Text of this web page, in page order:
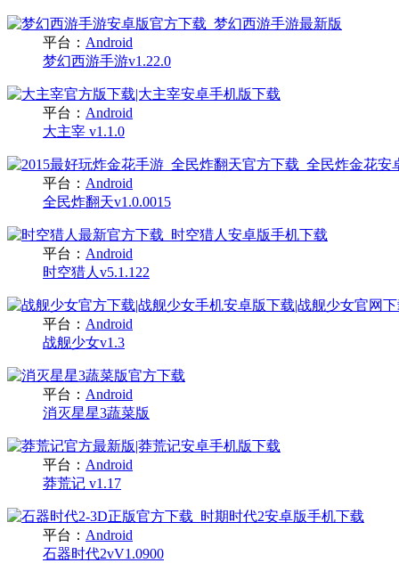
平台： Android
梦幻西游手游v1.22.0
平台： Android
大主宰 v1.1.0
平台： Android
全民炸翻天v1.0.0015
平台： Android
时空猎人v5.1.122
平台： Android
战舰少女v1.3
平台： Android
消灭星星3蔬菜版
平台： Android
莽荒记 v1.17
平台： Android
石器时代2vV1.0900